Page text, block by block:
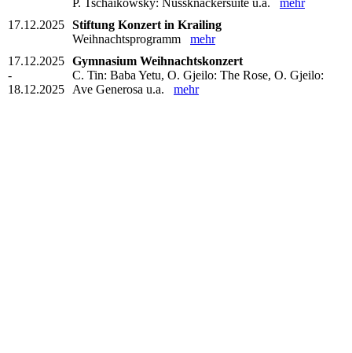
17.12.2025 Stiftung Konzert in Krailing
Weihnachtsprogramm mehr
17.12.2025
-
18.12.2025
Gymnasium Weihnachtskonzert
C. Tin: Baba Yetu, O. Gjeilo: The Rose, O. Gjeilo:
Ave Generosa u.a. mehr